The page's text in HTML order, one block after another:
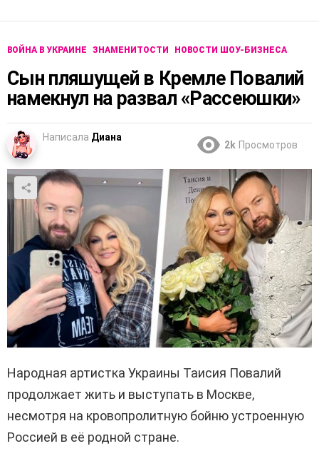
ВОЙНА В УКРАИНЕ ЗНАМЕНИТОСТИ НОВОСТИ ШОУ-БИЗНЕСА
Сын пляшущей в Кремле Повалий
намекнул на развал «Рассеюшки»
Написала Диана
2k Просмотров
Народная артистка Украины Таисия Повалий
продолжает жить и выступать в Москве,
несмотря на кровопролитную бойню устроенную
Россией в её родной стране.